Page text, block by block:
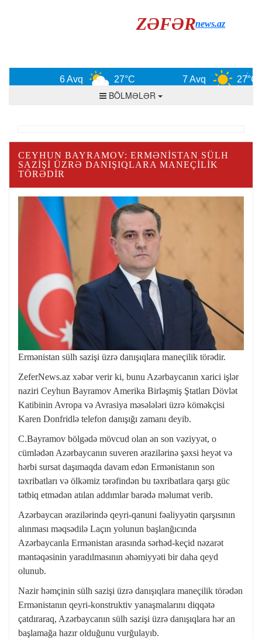
ZƏFƏRnews.az
6 Avq 27°C 7 Avq 27°C
BÖLMƏLƏR
CEYHUN BAYRAMOV: ERMƏNISTAN SÜLH
SAZIŞI ÜZRƏ DANIŞIQLARA MANEÇILIK
TÖRƏDIR
Ermənistan sülh sazişi üzrə danışıqlara maneçilik törədir.
ZeferNews.az xəbər verir ki, bunu Azərbaycanın xarici işlər
naziri Ceyhun Bayramov Amerika Birləşmiş Ştatları Dövlət
Katibinin Avropa və Avrasiya məsələləri üzrə köməkçisi
Karen Donfridlə telefon danışığı zamanı deyib.
C.Bayramov bölgədə mövcud olan ən son vəziyyət, o
cümlədən Azərbaycanın suveren ərazilərinə şəxsi heyət və
hərbi sursat daşımaqda davam edən Ermənistanın son
təxribatları və ölkəmiz tərəfindən bu təxribatlara qarşı güc
tətbiq etmədən atılan addımlar barədə məlumat verib.
Azərbaycan ərazilərində qeyri-qanuni fəaliyyətin qarşısının
alınması məqsədilə Laçın yolunun başlanğıcında
Azərbaycanla Ermənistan arasında sərhəd-keçid nəzarət
məntəqəsinin yaradılmasının əhəmiyyəti bir daha qeyd
olunub.
Nazir həmçinin sülh sazişi üzrə danışıqlara maneçilik törədən
Ermənistanın qeyri-konstruktiv yanaşmalarını diqqətə
çatdıraraq, Azərbaycanın sülh sazişi üzrə danışıqlara hər an
başlamağa hazır olduğunu vurğulayıb.